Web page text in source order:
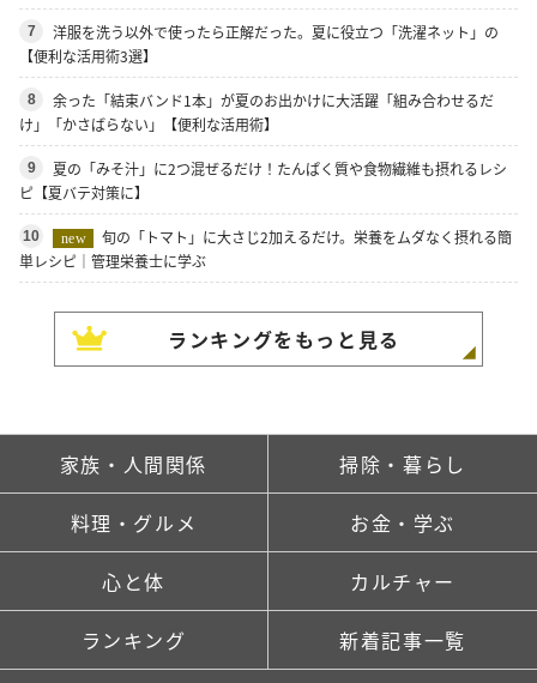
7
洋服を洗う以外で使ったら正解だった。夏に役立つ「洗濯ネット」の
【便利な活用術3選】
8
余った「結束バンド1本」が夏のお出かけに大活躍「組み合わせるだ
け」「かさばらない」【便利な活用術】
9
夏の「みそ汁」に2つ混ぜるだけ！たんぱく質や食物繊維も摂れるレシ
ピ【夏バテ対策に】
10 new
旬の「トマト」に大さじ2加えるだけ。栄養をムダなく摂れる簡
単レシピ｜管理栄養士に学ぶ
ランキングをもっと見る
家族・人間関係 掃除・暮らし
料理・グルメ お金・学ぶ
心と体 カルチャー
ランキング 新着記事一覧